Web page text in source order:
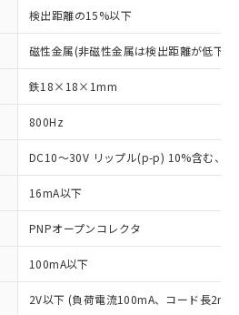
検出距離の15%以下
磁性金属(非磁性金属は検出距離が低下し
鉄18×18×1mm
800Hz
DC10～30V リップル(p-p) 10%含む、
16mA以下
PNPオープンコレクタ
100mA以下
2V以下 (負荷電流100mA、コード長2m